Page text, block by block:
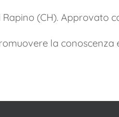
(CH). Approvato
la